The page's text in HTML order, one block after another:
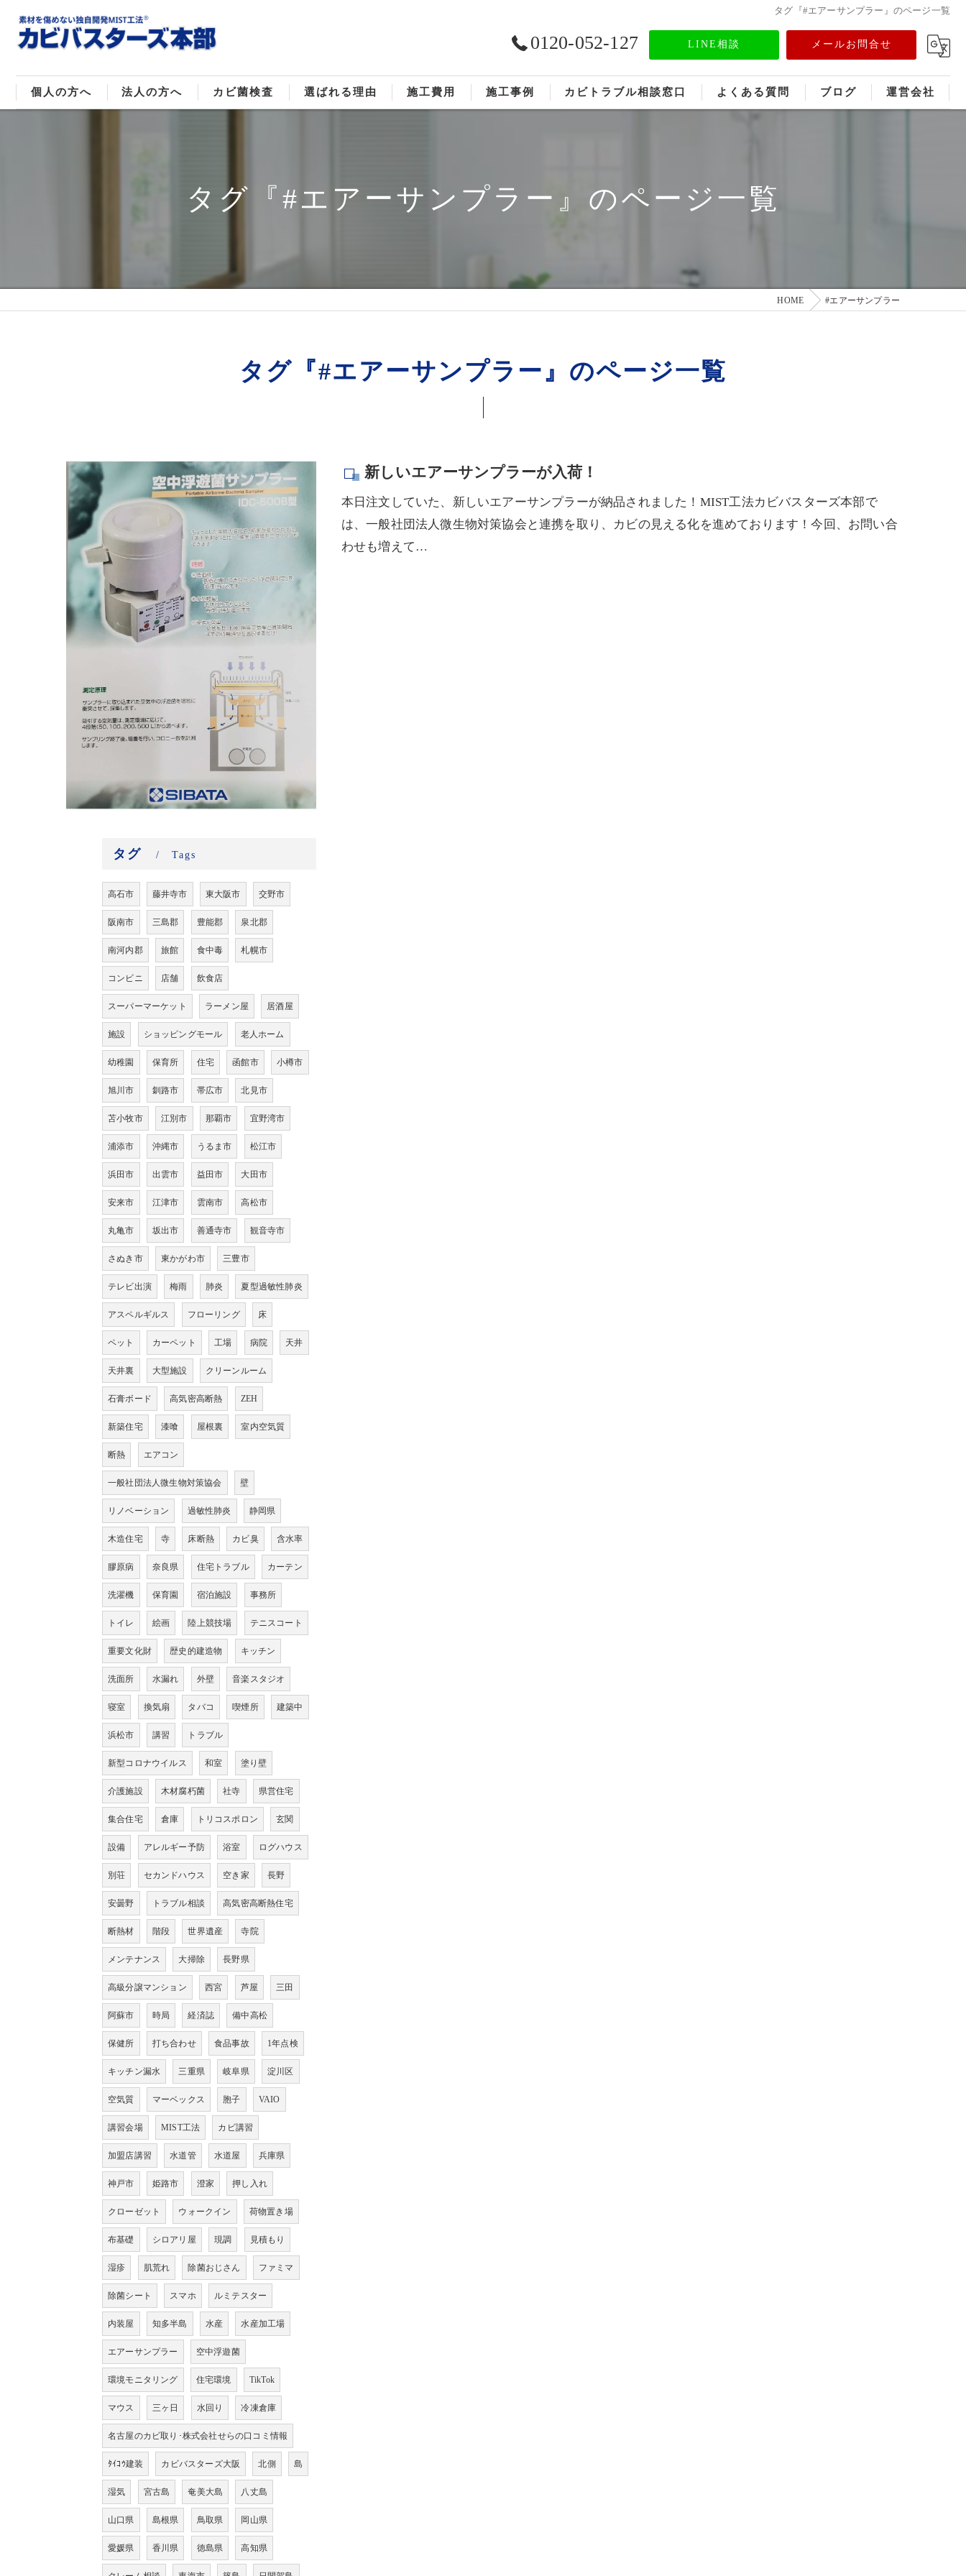
タグ『#エアーサンプラー』のページ一覧
0120-052-127 LINE相談 メールお問合せ
個人の方へ 法人の方へ
レジャー施設のカビ取り
病院･クリニックのカビ取り
カビ菌検査 選ばれる理由 施工費用 施工事例 カビトラブル相談窓口 よくある質問 ブログ 運営会社
タグ『#エアーサンプラー』のページ一覧
HOME #エアーサンプラー
タグ『#エアーサンプラー』のページ一覧
新しいエアーサンプラーが入荷！
本日注文していた、新しいエアーサンプラーが納品されました！MIST工法カビバスターズ本部で
は、一般社団法人微生物対策協会と連携を取り、カビの見える化を進めております！今回、お問い合
わせも増えて…
タグ Tags
高石市 藤井寺市 東大阪市 交野市
阪南市 三島郡 豊能郡 泉北郡
南河内郡 旅館 食中毒 札幌市
コンビニ 店舗 飲食店
スーパーマーケット ラーメン屋 居酒屋
施設 ショッピングモール 老人ホーム
幼稚園 保育所 住宅 函館市 小樽市
旭川市 釧路市 帯広市 北見市
苫小牧市 江別市 那覇市 宜野湾市
浦添市 沖縄市 うるま市 松江市
浜田市 出雲市 益田市 大田市
安来市 江津市 雲南市 高松市
丸亀市 坂出市 善通寺市 観音寺市
さぬき市 東かがわ市 三豊市
テレビ出演 梅雨 肺炎 夏型過敏性肺炎
アスペルギルス フローリング 床
ペット カーペット 工場 病院 天井
天井裏 大型施設 クリーンルーム
石膏ボード 高気密高断熱 ZEH
新築住宅 漆喰 屋根裏 室内空気質
断熱 エアコン
一般社団法人微生物対策協会 壁
リノベーション 過敏性肺炎 静岡県
木造住宅 寺 床断熱 カビ臭 含水率
膠原病 奈良県 住宅トラブル カーテン
洗濯機 保育園 宿泊施設 事務所
トイレ 絵画 陸上競技場 テニスコート
重要文化財 歴史的建造物 キッチン
洗面所 水漏れ 外壁 音楽スタジオ
寝室 換気扇 タバコ 喫煙所 建築中
浜松市 講習 トラブル
新型コロナウイルス 和室 塗り壁
介護施設 木材腐朽菌 社寺 県営住宅
集合住宅 倉庫 トリコスポロン 玄関
設備 アレルギー予防 浴室 ログハウス
別荘 セカンドハウス 空き家 長野
安曇野 トラブル相談 高気密高断熱住宅
断熱材 階段 世界遺産 寺院
メンテナンス 大掃除 長野県
高級分譲マンション 西宮 芦屋 三田
阿蘇市 時局 経済誌 備中高松
保健所 打ち合わせ 食品事故 1年点検
キッチン漏水 三重県 岐阜県 淀川区
空気質 マーベックス 胞子 VAIO
講習会場 MIST工法 カビ講習
加盟店講習 水道管 水道屋 兵庫県
神戸市 姫路市 澄家 押し入れ
クローゼット ウォークイン 荷物置き場
布基礎 シロアリ屋 現調 見積もり
湿疹 肌荒れ 除菌おじさん ファミマ
除菌シート スマホ ルミテスター
内装屋 知多半島 水産 水産加工場
エアーサンプラー 空中浮遊菌
環境モニタリング 住宅環境 TikTok
マウス 三ヶ日 水回り 冷凍倉庫
名古屋のカビ取り･株式会社せらの口コミ情報
ﾀｲｺｳ建装 カビバスターズ大阪 北側 島
湿気 宮古島 奄美大島 八丈島
山口県 島根県 鳥取県 岡山県
愛媛県 香川県 徳島県 高知県